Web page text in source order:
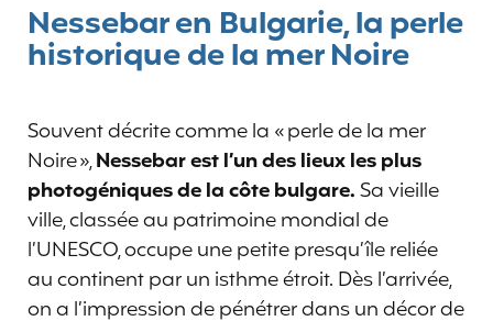
Nessebar en Bulgarie, la perle
historique de la mer Noire
Souvent décrite comme la « perle de la mer
Noire »,Nessebar est l’un des lieux les plus
photogéniques de la côte bulgare.Sa vieille
ville, classée au patrimoine mondial de
l’UNESCO, occupe une petite presqu’île reliée
au continent par un isthme étroit. Dès l’arrivée,
on a l’impression de pénétrer dans un décor de